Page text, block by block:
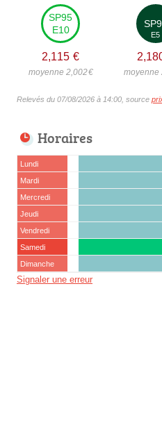
SP95
E10
2,115 €
moyenne 2,002€
E5
moyenne
Relevés du 07/08/2026 à 14:00, source
Horaires
Lundi
Mardi
Mercredi
Jeudi
Vendredi
Samedi
Dimanche
Signaler une erreur